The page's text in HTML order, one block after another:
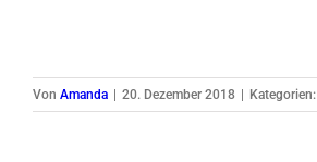
Von Amanda 20. Dezember 2018 Kategorien: